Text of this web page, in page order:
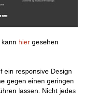
hier gesehen
ein responsive Design
gegen einen geringen
lassen. Nicht jedes